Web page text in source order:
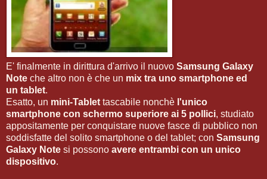
E' finalmente in dirittura d'arrivo il nuovo Samsung Galaxy
Note che altro non è che un mix tra uno smartphone ed
un tablet.
Esatto, un mini-Tablet tascabile nonchè l'unico
smartphone con schermo superiore ai 5 pollici, studiato
appositamente per conquistare nuove fasce di pubblico non
soddisfatte del solito smartphone o del tablet; con Samsung
Galaxy Note si possono avere entrambi con un unico
dispositivo.